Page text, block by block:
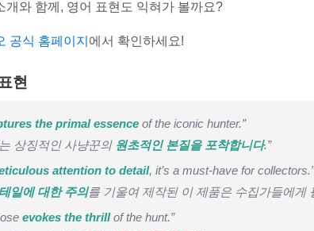
와 함께, 영어 표현도 익혀가 볼까요?
공식 홈페이지 에서 확인하세요!
현
the primal essence of the iconic hunter.”
상징적인 사냥꾼의 원초적인 본질을 포착합니다.”
attention to detail, it’s a must-have for collectors.”
일에 대한 주의를 기울여 제작된 이 제품은 수집가들에게
evokes the thrillof the hunt.”